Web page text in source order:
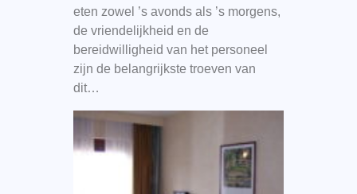
eten zowel ’s avonds als ’s morgens,
de vriendelijkheid en de
bereidwilligheid van het personeel
zijn de belangrijkste troeven van
dit…